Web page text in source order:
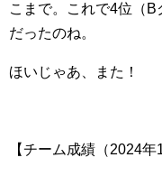
こまで。これで4位（
だったのね。
ほいじゃあ、また！
【チーム成績（2024年